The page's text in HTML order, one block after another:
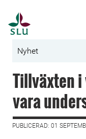
Nyhet
Tillväxten
vara
PUBLICERAD: 01